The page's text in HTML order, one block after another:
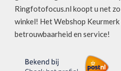
Ringfotofocus.nl koopt u net
winkel! Het Webshop
betrouwbaarheid en service!